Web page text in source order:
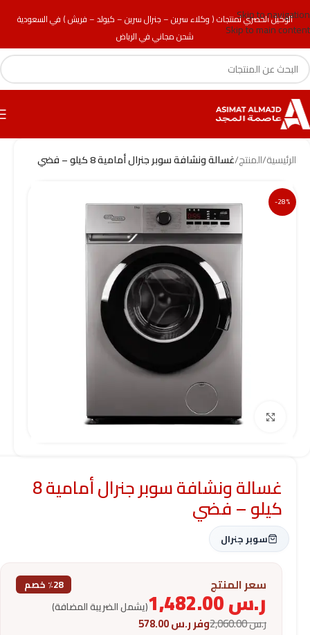
الوكيل الحصري لمنتجات ( وكلاء سرين – جنرال سرين – كيولد – فريش ) في السعودية
شحن مجاني في الرياض
Skip to navigation
Skip to main content
الرئيسية/المنتج/غسالة ونشافة سوبر جنرال أمامية 8 كيلو – فضي
-28%
Click to enlarge
غسالة ونشافة سوبر جنرال أمامية 8
كيلو – فضي
سوبر جنرال
سعر المنتج ٪28 خصم
ر.س (يشمل الضريبة المضافة)
ر.س2,060.00 وفرر.س